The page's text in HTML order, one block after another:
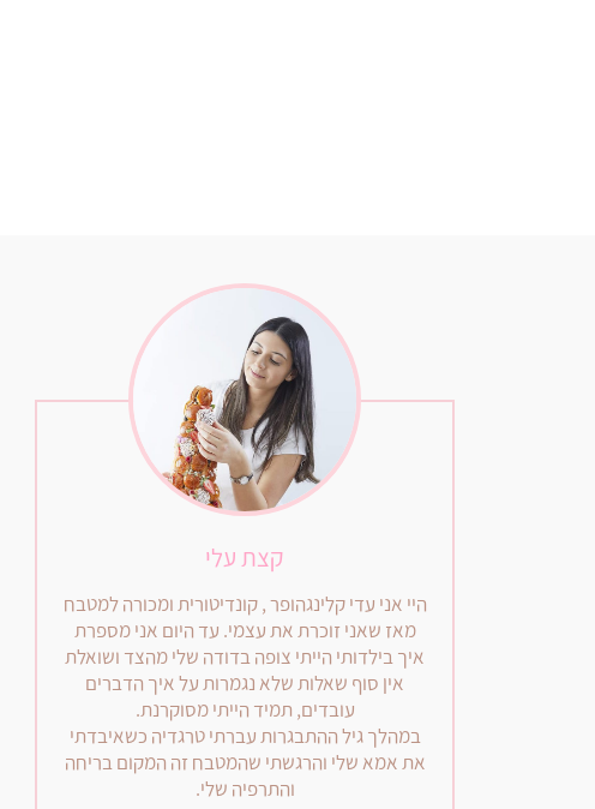
קצת עלי
היי אני עדי קלינגהופר , קונדיטורית ומכורה למטבח
מאז שאני זוכרת את עצמי. עד היום אני מספרת
איך בילדותי הייתי צופה בדודה שלי מהצד ושואלת
אין סוף שאלות שלא נגמרות על איך הדברים
עובדים, תמיד הייתי מסוקרנת.
במהלך גיל ההתבגרות עברתי טרגדיה כשאיבדתי
את אמא שלי והרגשתי שהמטבח זה המקום בריחה
והתרפיה שלי.